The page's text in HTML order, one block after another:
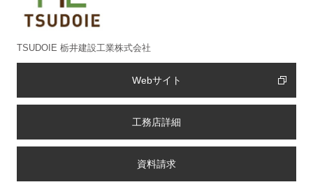
TSUDOIE 栃井建設工業株式会社
Webサイト
工務店詳細